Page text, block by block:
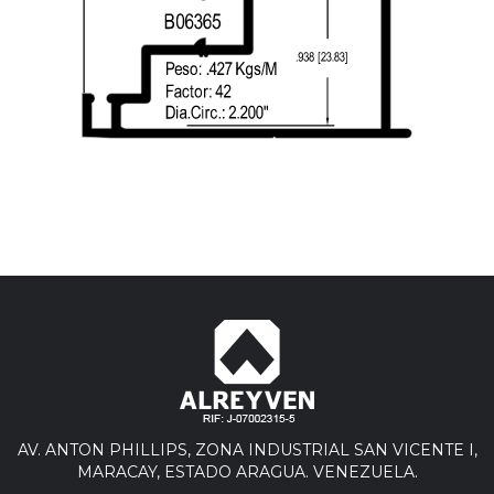
AV. ANTON PHILLIPS, ZONA INDUSTRIAL SAN VICENTE I,
MARACAY, ESTADO ARAGUA. VENEZUELA.